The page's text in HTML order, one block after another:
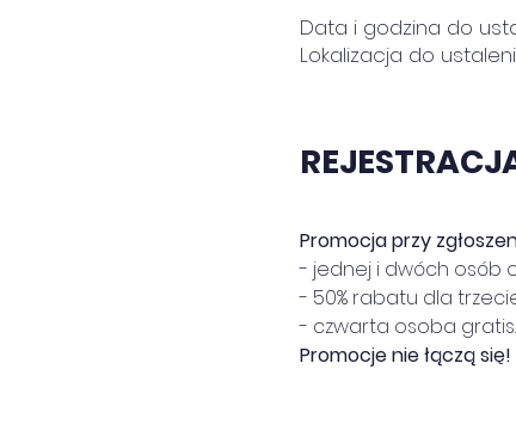
Data i godzina do
Lokalizacja do
Promocja przy
- jednej i dwóch osób
- 50% rabatu dla
- czwarta osoba gratis.
Promocje nie łączą się!